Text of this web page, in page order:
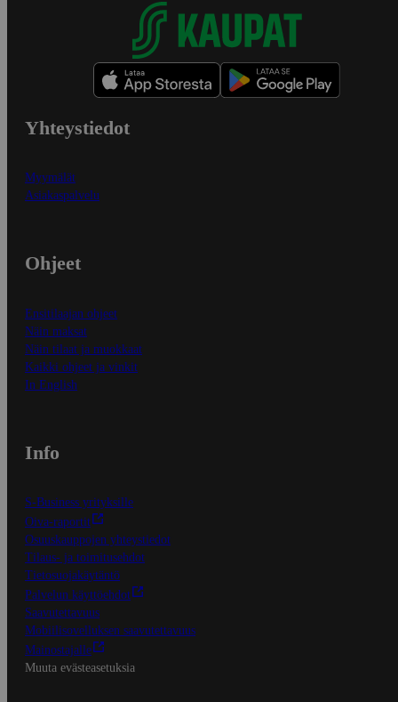
Yhteystiedot
Myymälät
Asiakaspalvelu
Ohjeet
Ensitilaajan ohjeet
Näin maksat
Näin tilaat ja muokkaat
Kaikki ohjeet ja vinkit
In English
Info
S-Business yrityksille
Oiva-raportit
Osuuskauppojen yhteystiedot
Tilaus- ja toimitusehdot
Tietosuojakäytäntö
Palvelun käyttöehdot
Saavutettavuus
Mobiilisovelluksen saavutettavuus
Mainostajalle
Muuta evästeasetuksia